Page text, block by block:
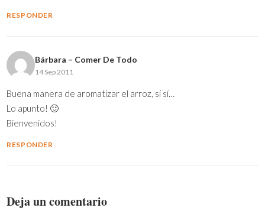
RESPONDER
Bárbara – Comer De Todo
14 Sep 2011
Buena manera de aromatizar el arroz, sí sí…
Lo apunto! 🙂
Bienvenidos!
RESPONDER
Deja un comentario